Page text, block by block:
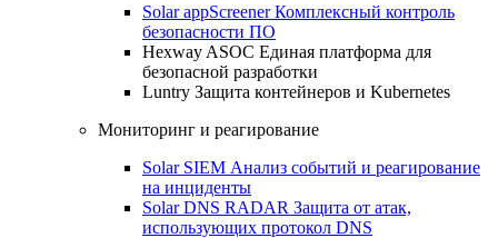
Solar appScreenerКомплексный контроль
безопасности ПО
Hexway ASOC Единая платформа для
безопасной разработки
Luntry Защита контейнеров и Kubernetes
Мониторинг и реагирование
Solar SIEM Анализ событий и реагирование
на инциденты
Solar DNS RADAR Защита от атак,
использующих протокол DNS